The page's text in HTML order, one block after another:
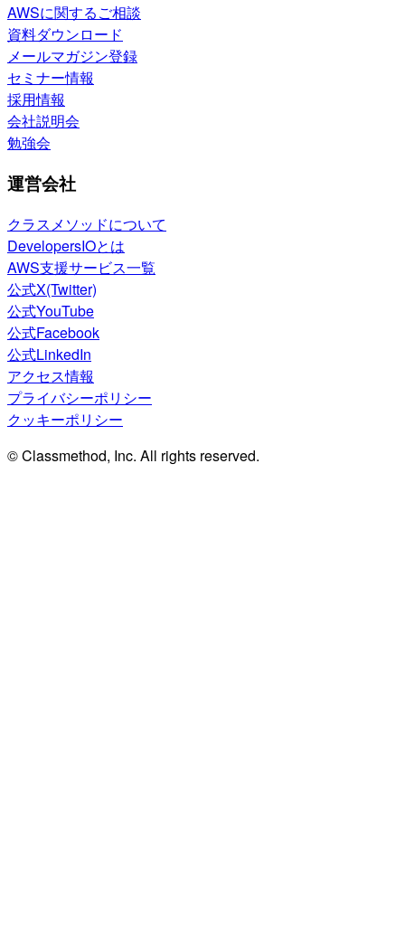
AWSに関するご相談
資料ダウンロード
メールマガジン登録
セミナー情報
採用情報
会社説明会
勉強会
運営会社
クラスメソッドについて
DevelopersIOとは
AWS支援サービス一覧
公式X(Twitter)
公式YouTube
公式Facebook
公式LinkedIn
アクセス情報
プライバシーポリシー
クッキーポリシー
© Classmethod, Inc. All rights reserved.